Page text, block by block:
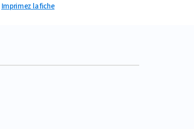
Imprimez la fiche